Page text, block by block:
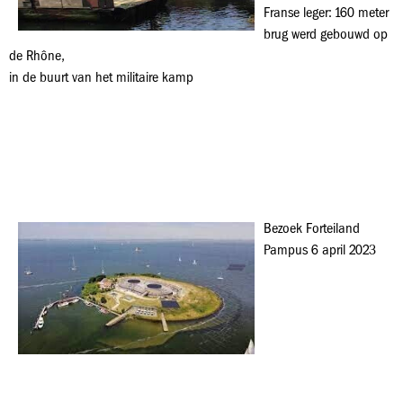
Franse leger: 160 meter
brug werd gebouwd op
de Rhône,
in de buurt van het militaire kamp
Bezoek Forteiland
Pampus 6 april 2023